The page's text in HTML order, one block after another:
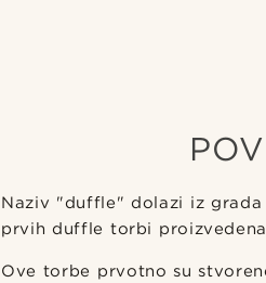
Naziv "duffle" dolazi iz
prvih duffle torbi
Ove torbe prvotno su